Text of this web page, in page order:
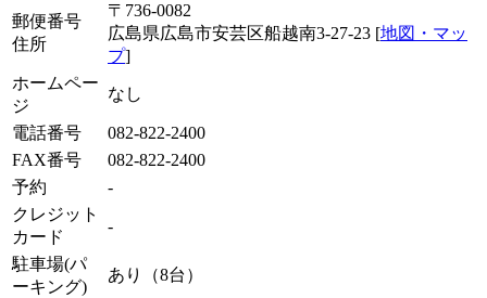
郵便番号
住所
〒736-0082
広島県広島市安芸区船越南3-27-23 [地図・マッ
プ]
ホームペー
ジ
なし
電話番号
082-822-2400
FAX番号
082-822-2400
予約
-
クレジット
カード
-
駐車場(パ
ーキング)
あり（8台）